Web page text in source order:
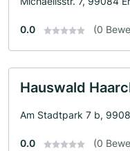
0.0 (0
Hauswald
Am Stadtpark 7 b,
0.0 (0